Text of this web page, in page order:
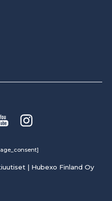
| Hubexo Finland Oy